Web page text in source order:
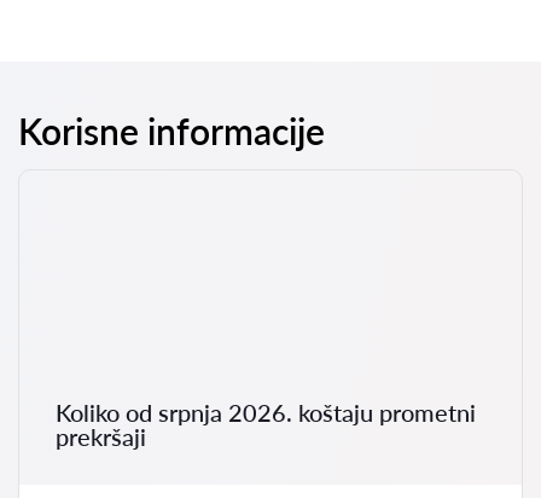
Korisne informacije
Koliko od srpnja 2026. koštaju prometni
prekršaji